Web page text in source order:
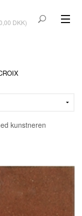
DKK)
kunstneren